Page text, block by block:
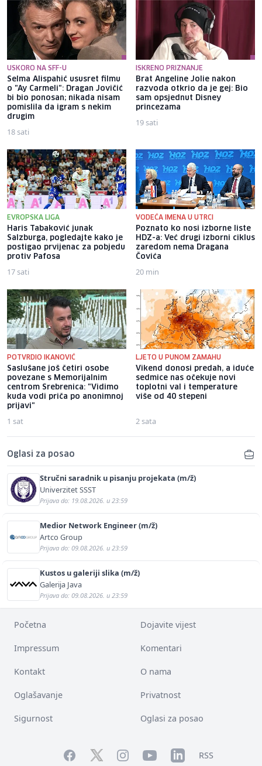
USKORO NA SFF-U
Selma Alispahić ususret filmu
o "Ay Carmeli": Dragan Jovičić
bi bio ponosan; nikada nisam
pomislila da igram s nekim
drugim
18 sati
ISKRENO PRIZNANJE
Brat Angeline Jolie nakon
razvoda otkrio da je gej: Bio
sam opsjednut Disney
princezama
19 sati
EVROPSKA LIGA
Haris Tabaković junak
Salzburga, pogledajte kako je
postigao prvijenac za pobjedu
protiv Pafosa
17 sati
VODEĆA IMENA U UTRCI
Poznato ko nosi izborne liste
HDZ-a: Već drugi izborni ciklus
zaredom nema Dragana
Čovića
20 min
POTVRDIO IKANOVIĆ
Saslušane još četiri osobe
povezane s Memorijalnim
centrom Srebrenica: "Vidimo
kuda vodi priča po anonimnoj
prijavi"
1 sat
LJETO U PUNOM ZAMAHU
Vikend donosi predah, a iduće
sedmice nas očekuje novi
toplotni val i temperature
više od 40 stepeni
2 sata
Oglasi za posao
Stručni saradnik u pisanju projekata (m/ž)
Univerzitet SSST
Prijava do: 19.08.2026. u 23:59
Medior Network Engineer (m/ž)
Artco Group
Prijava do: 09.08.2026. u 23:59
Kustos u galeriji slika (m/ž)
Galerija Java
Prijava do: 09.08.2026. u 23:59
Početna Dojavite vijest
Impressum Komentari
Kontakt O nama
Oglašavanje Privatnost
Sigurnost Oglasi za posao
FacebookTwitterInstagramYouTubeLinkedInRSS